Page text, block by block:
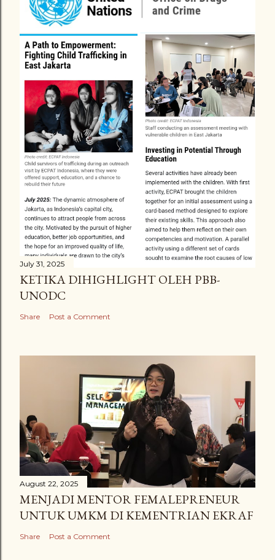
C
o
m
m
n
July 31, 2025
KETIKA DIHIGHLIGHT OLEH PBB-
UNODC
Share Post a Comment
August 22, 2025
MENJADI MENTOR FEMALEPRENEUR
UNTUK UMKM DI KEMENTRIAN EKRAF
Share Post a Comment